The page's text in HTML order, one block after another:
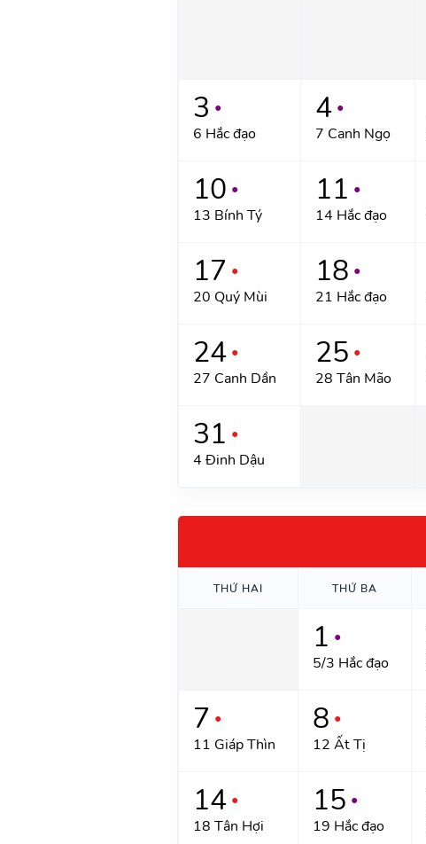
3 ●
6 Hắc đạo
4 ●
7 Canh Ngọ
10 ●
13 Bính Tý
11 ●
14 Hắc đạo
17 ●
20 Quý Mùi
18 ●
21 Hắc đạo
24 ●
27 Canh Dần
25 ●
28 Tân Mão
31 ●
4 Đinh Dậu
THỨ HAI THỨ BA
1 ●
5/3 Hắc đạo
7 ●
11 Giáp Thìn
8 ●
12 Ất Tị
14 ●
18 Tân Hợi
15 ●
19 Hắc đạo